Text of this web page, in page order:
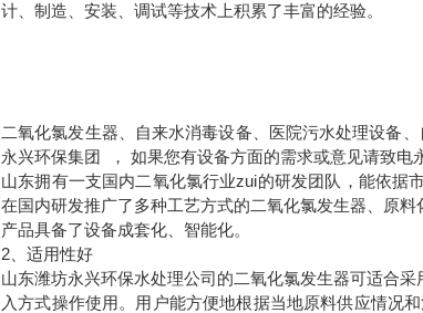
计、制造、安装、调试等技术上积累了丰富的经验。
二氧化氯发生器、自来水消毒设备、医院污水处理设备
永兴环保集团 ， 如果您有设备方面的需求或意见请致电
山东拥有一支国内二氧化氯行业zui的研发团队，能依据
在国内研发推广了多种工艺方式的二氧化氯发生器、原
产品具备了设备成套化、智能化。
2 、适用性好
山东潍坊永兴环保水处理公司的二氧化氯发生器可适合
入方式操作使用。用户能方便地根据当地原料供应情况